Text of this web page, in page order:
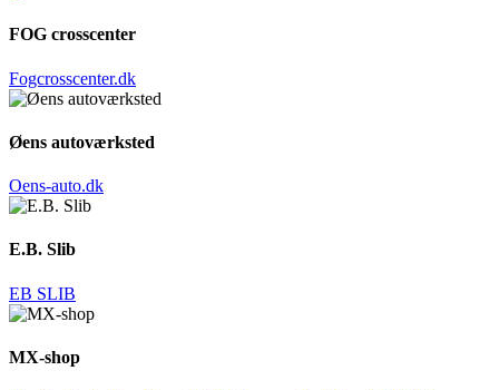
FOG crosscenter
Fogcrosscenter.dk
Øens autoværksted
Oens-auto.dk
E.B. Slib
EB SLIB
MX-shop